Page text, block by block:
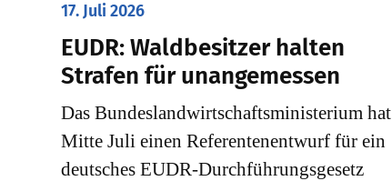
17. Juli 2026
EUDR: Waldbesitzer halten
Strafen für unangemessen
Das Bundeslandwirtschaftsministerium hat
Mitte Juli einen Referentenentwurf für ein
deutsches EUDR-Durchführungsgesetz